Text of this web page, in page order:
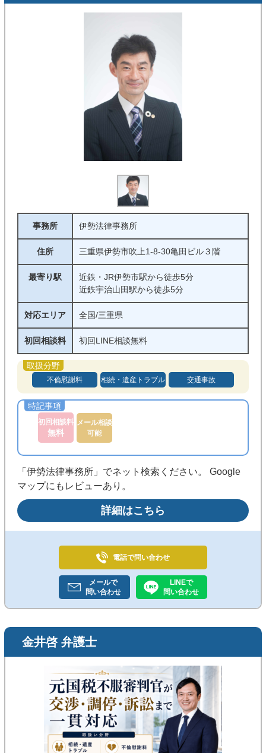
事務所 伊勢法律事務所
住所 三重県伊勢市吹上1-8-30亀田ビル３階
最寄り駅
近鉄・JR伊勢市駅から徒歩5分
近鉄宇治山田駅から徒歩5分
対応エリア 全国/三重県
初回相談料 初回LINE相談無料
不倫慰謝料 相続・遺産トラブル 交通事故
初回相談料
無料
メール相談
可能
「伊勢法律事務所」でネット検索ください。 Google
マップにもレビューあり。
詳細はこちら
電話で問い合わせ
メールで
問い合わせ
LINEで
問い合わせ
金井啓 弁護士